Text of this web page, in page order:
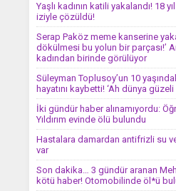
Yaşlı kadının katili yakalandı! 18
iziyle çözüldü!
Serap Paköz meme kanserine
dökülmesi bu yolun bir parçası!’
kadından birinde görülüyor
Süleyman Toplusoy’un 10
hayatını kaybetti! ‘Ah dünya güzeli
İki gündür haber alınamıyordu:
Yıldırım evinde ölü bulundu
Hastalara damardan antifrizli su
var
Son dakika… 3 gündür aranan
kötü haber! Otomobilinde öl*ü